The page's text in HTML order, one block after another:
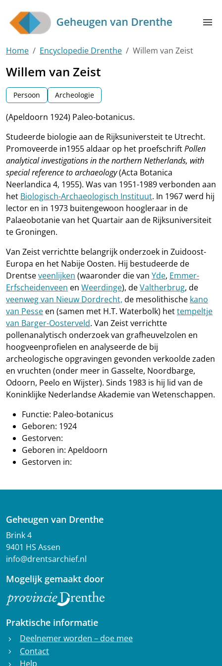
Skip to main content
menu
Home Encyclopedie Drenthe Willem van Zeist
Willem van Zeist
Persoon Archeologie
(Apeldoorn 1924) Paleo-botanicus.
Studeerde biologie aan de Rijksuniversteit te Utrecht.
Promoveerde in1955 aldaar op het proefschriftPollen
analytical investigations in the northern Netherlands, with
special reference to archaeology(Acta Botanica
Neerlandica 4, 1955). Was van 1951-1989 verbonden aan
het Biologisch-Archaeologisch Instituut. In 1967 werd hij
lector en in 1973 buitengewoon hoogleraar in de
Palaeobotanie van het Quartair aan de Rijksuniversiteit
te Groningen.
Van Zeist verrichtte belangrijk onderzoek in Zuidoost-
Europa en het Nabije Oosten. Hij bestudeerde de
Drentseveenlijken (waaronder die van Yde, Emmer-
Erfscheidenveen en Weerdinge), deValtherbrug, de
veenweg van Nieuw Dordrecht, de mesolithische kano
van Pesse en (samen met H.T. Waterbolk) hettempeltje
van Barger-Oosterveld. Van Zeist verrichtte
pollenanalytisch onderzoek van grafheuvelzolen en
hoogveenprofielen en analyseerde de bij
archeologische opgravingen gevonden verkoolde zaden
en vruchten (onder meer in Gasselte, Noordbarge,
Odoorn, Peelo en Wijster). Sinds 1983 is hij lid van de
Koninklijke Nederlandse Akademie van Wetenschappen.
Functie: Paleo-botanicus
Geboren: 1924
Gestorven:
Geboren in: Apeldoorn
Gestorven in:
Geheugen van Drenthe
Brink 4
9401 HS Assen
info@drentsarchief.nl
Mogelijk gemaakt door
Praktische informatie
chevron_right Deelnemer worden – doe mee
chevron_right Contact
Help